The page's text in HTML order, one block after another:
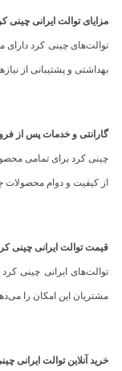
مزایای توالت ایرانی چینی
توالت‌های چینی کرد دارای
بهداشتی و پشتیبانی از
گارانتی و خدمات پس از
چینی کرد برای تمامی
از کیفیت و دوام
قیمت توالت ایرانی چینی
توالت‌های ایرانی چینی
مشتریان این امکان را
خرید آنلاین توالت ایرانی